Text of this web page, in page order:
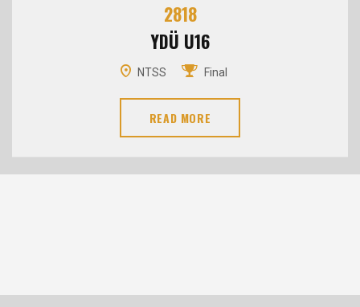
2818
YDÜ U16
NTSS Final
READ MORE